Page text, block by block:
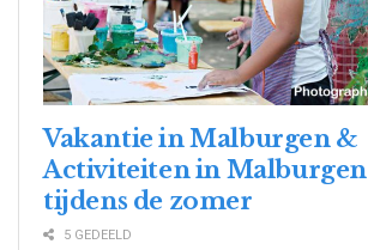
Vakantie in Malburgen &
Activiteiten in Malburgen
tijdens de zomer
5 GEDEELD